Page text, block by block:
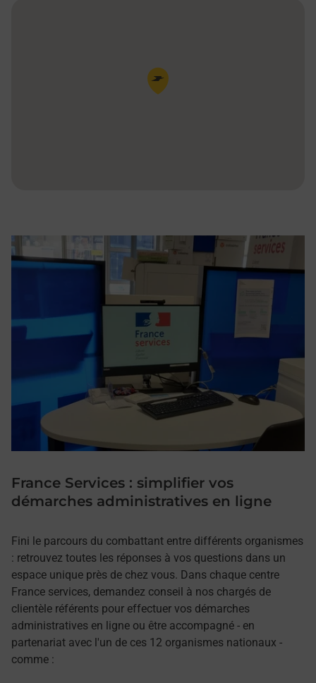
Pin de la carte
France Services : simplifier vos
démarches administratives en ligne
Fini le parcours du combattant entre différents organismes
: retrouvez toutes les réponses à vos questions dans un
espace unique près de chez vous. Dans chaque centre
France services, demandez conseil à nos chargés de
clientèle référents pour effectuer vos démarches
administratives en ligne ou être accompagné - en
partenariat avec l'un de ces 12 organismes nationaux -
comme :